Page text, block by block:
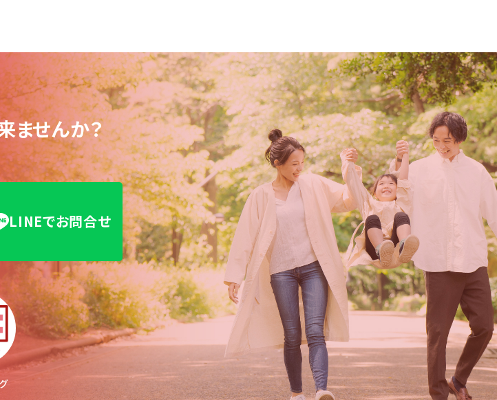
ませんか？
LINEでお問合せ